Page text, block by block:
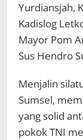
Yurdiansjah,
Kadislog
Mayor Pom
Sus Hendro
Menjalin
Sumsel,
yang solid
pokok TNI